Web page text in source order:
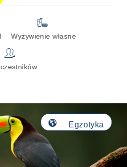

Wyżywienie własne
👥
Egzotyka
🌎